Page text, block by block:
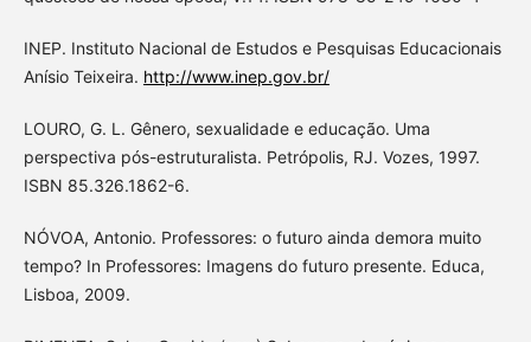
INEP. Instituto Nacional de Estudos e Pesquisas Educacionais
Anísio Teixeira. http://www.inep.gov.br/
LOURO, G. L. Gênero, sexualidade e educação. Uma
perspectiva pós-estruturalista. Petrópolis, RJ. Vozes, 1997.
ISBN 85.326.1862-6.
NÓVOA, Antonio. Professores: o futuro ainda demora muito
tempo? In Professores: Imagens do futuro presente. Educa,
Lisboa, 2009.